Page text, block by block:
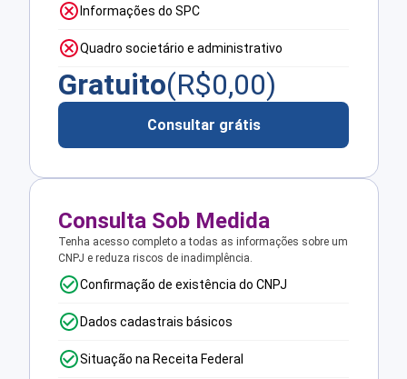
Informações do SPC
Quadro societário e administrativo
Gratuito(R$0,00)
Consultar grátis
Consulta Sob Medida
Tenha acesso completo a todas as informações sobre um
CNPJ e reduza riscos de inadimplência.
Confirmação de existência do CNPJ
Dados cadastrais básicos
Situação na Receita Federal